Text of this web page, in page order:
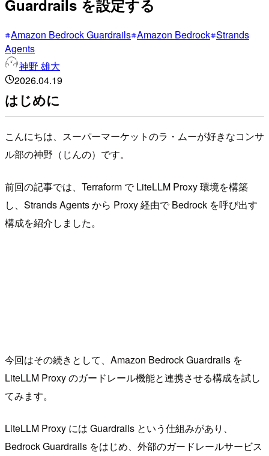
Guardrails を設定する
Amazon Bedrock Guardrails Amazon Bedrock Strands
Agents
神野 雄大
2026.04.19
はじめに
こんにちは、スーパーマーケットのラ・ムーが好きなコンサ
ル部の神野（じんの）です。
前回の記事では、Terraform で LiteLLM Proxy 環境を構築
し、Strands Agents から Proxy 経由で Bedrock を呼び出す
構成を紹介しました。
今回はその続きとして、Amazon Bedrock Guardrails を
LiteLLM Proxy のガードレール機能と連携させる構成を試し
てみます。
LiteLLM Proxy には Guardrails という仕組みがあり、
Bedrock Guardrails をはじめ、外部のガードレールサービス